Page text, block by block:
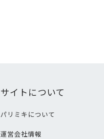
サイトについて
パリミキについて
運営会社情報